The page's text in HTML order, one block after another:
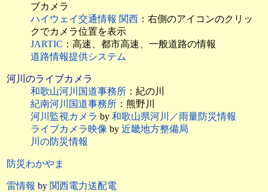
ブカメラ
ハイウェイ交通情報 関西 ：右側のアイコンのクリッ
クでカメラ位置を表示
JARTIC ：高速、都市高速、一般道路の情報
道路情報提供システム
河川のライブカメラ
和歌山河川国道事務所 ：紀の川
紀南河川国道事務所 ：熊野川
河川監視カメラ by 和歌山県河川／雨量防災情報
ライブカメラ映像 by 近畿地方整備局
川の防災情報
防災わかやま
雷情報 by 関西電力送配電